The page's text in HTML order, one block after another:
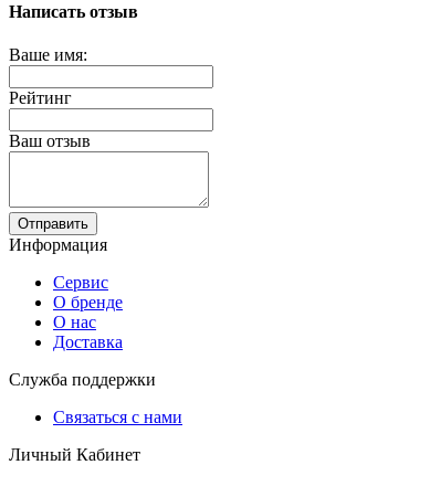
Написать отзыв
Ваше имя:
Рейтинг
Ваш отзыв
Отправить
Информация
Сервис
О бренде
О нас
Доставка
Служба поддержки
Связаться с нами
Личный Кабинет